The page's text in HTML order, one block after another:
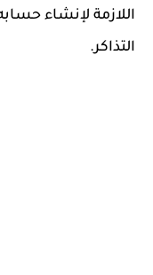
اللازمة لإنشاء
التذاكر.